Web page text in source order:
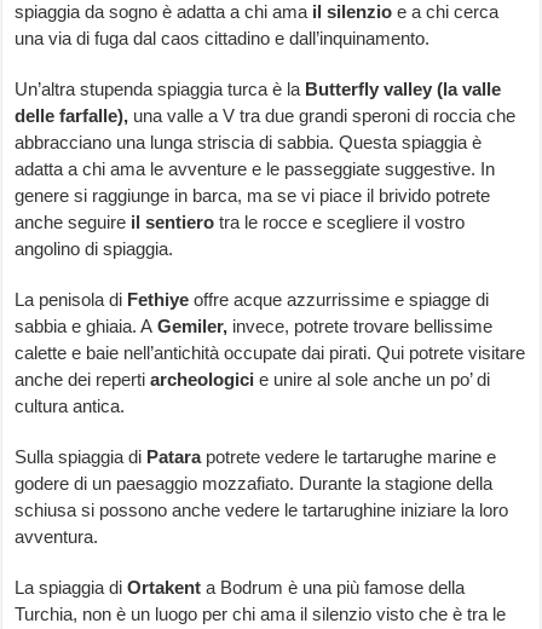
spiaggia da sogno è adatta a chi ama il silenzio e a chi cerca
una via di fuga dal caos cittadino e dall’inquinamento.
Un’altra stupenda spiaggia turca è la Butterfly valley (la valle
delle farfalle), una valle a V tra due grandi speroni di roccia che
abbracciano una lunga striscia di sabbia. Questa spiaggia è
adatta a chi ama le avventure e le passeggiate suggestive. In
genere si raggiunge in barca, ma se vi piace il brivido potrete
anche seguire il sentiero tra le rocce e scegliere il vostro
angolino di spiaggia.
La penisola di Fethiye offre acque azzurrissime e spiagge di
sabbia e ghiaia. AGemiler, invece, potrete trovare bellissime
calette e baie nell’antichità occupate dai pirati. Qui potrete visitare
anche dei repertiarcheologici e unire al sole anche un po’ di
cultura antica.
Sulla spiaggia di Patarapotrete vedere le tartarughe marine e
godere di un paesaggio mozzafiato. Durante la stagione della
schiusa si possono anche vedere le tartarughine iniziare la loro
avventura.
La spiaggia diOrtakent a Bodrum è una più famose della
Turchia, non è un luogo per chi ama il silenzio visto che è tra le